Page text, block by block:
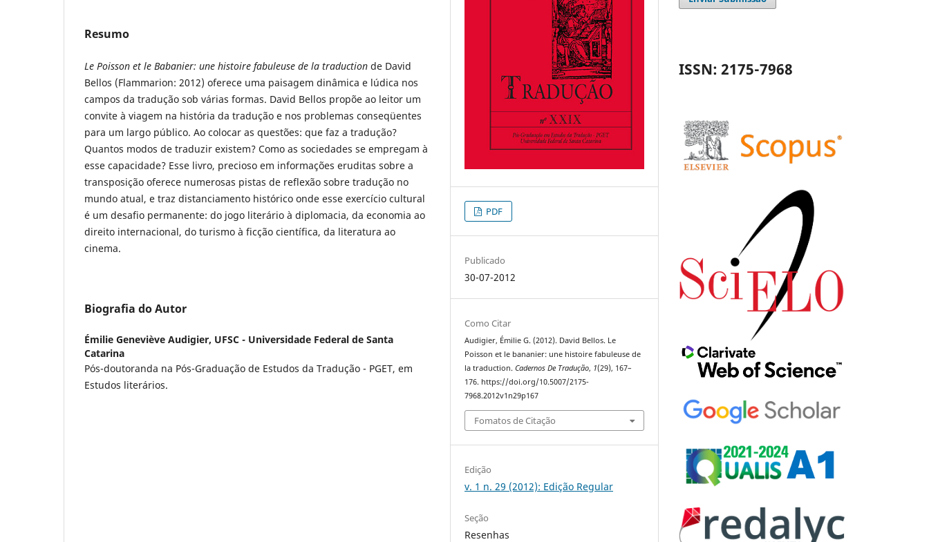
Resumo
Le Poisson et le Babanier: une histoire fabuleuse de la traduction de David
Bellos (Flammarion: 2012) oferece uma paisagem dinâmica e lúdica nos
campos da tradução sob várias formas. David Bellos propõe ao leitor um
convite à viagem na história da tradução e nos problemas conseqüentes
para um largo público. Ao colocar as questões: que faz a tradução?
Quantos modos de traduzir existem? Como as sociedades se empregam à
esse capacidade? Esse livro, precioso em informações eruditas sobre a
transposição oferece numerosas pistas de reflexão sobre tradução no
mundo atual, e traz distanciamento histórico onde esse exercício cultural
é um desafio permanente: do jogo literário à diplomacia, da economia ao
direito internacional, do turismo à ficção científica, da literatura ao
cinema.
Biografia do Autor
Émilie Geneviève Audigier, UFSC - Universidade Federal de Santa
Catarina
Pós-doutoranda na Pós-Graduação de Estudos da Tradução - PGET, em
Estudos literários.
PDF
Publicado
30-07-2012
Como Citar
Audigier, Émilie G. (2012). David Bellos. Le
Poisson et le bananier: une histoire fabuleuse de
la traduction.Cadernos De Tradução, 1(29), 167–
176. https://doi.org/10.5007/2175-
7968.2012v1n29p167
Fomatos de Citação
Edição
v. 1 n. 29 (2012): Edição Regular
Seção
Resenhas
ISSN: 2175-7968